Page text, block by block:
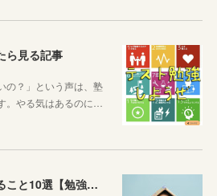
ら見る記事
の？」という声は、塾
。やる気はあるのに…
勉強が苦手な子がよくやること10選【勉強苦手あるある】